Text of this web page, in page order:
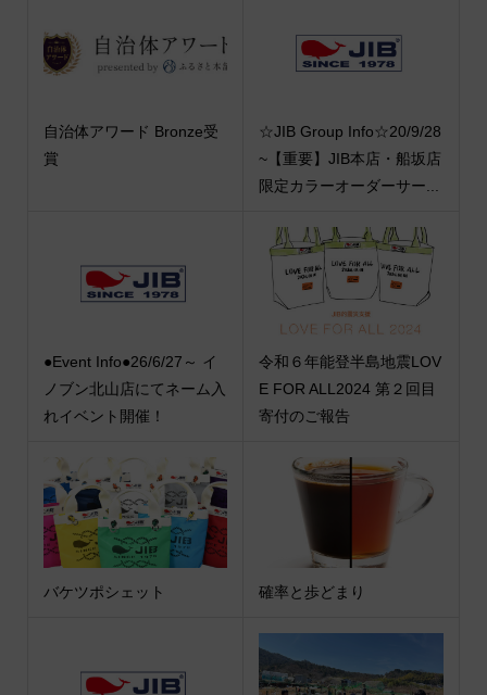
自治体アワード Bronze受
賞
☆JIB Group Info☆20/9/28
~【重要】JIB本店・船坂店
限定カラーオーダーサー...
●Event Info●26/6/27～ イ
ノブン北山店にてネーム入
れイベント開催！
令和６年能登半島地震LOV
E FOR ALL2024 第２回目
寄付のご報告
バケツポシェット 確率と歩どまり